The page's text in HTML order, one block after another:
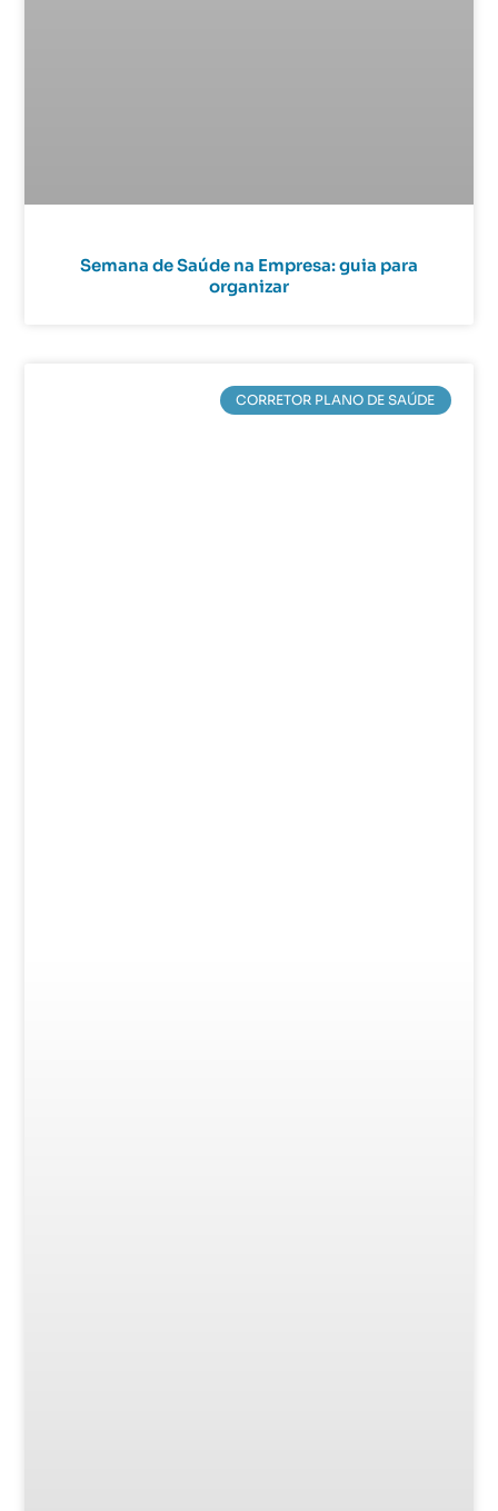
Semana de Saúde na Empresa: guia para
organizar
CORRETOR PLANO DE SAÚDE